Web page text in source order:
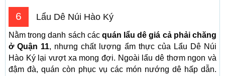
6 Lẩu Dê Núi Hào Ký
Nằm trong danh sách các quán lẩu dê giá cả phải chăng
ở Quận 11, nhưng chất lượng ẩm thực của Lẩu Dê Núi
Hào Ký lại vượt xa mong đợi. Ngoài lẩu dê thơm ngon và
đậm đà, quán còn phục vụ các món nướng dê hấp dẫn.